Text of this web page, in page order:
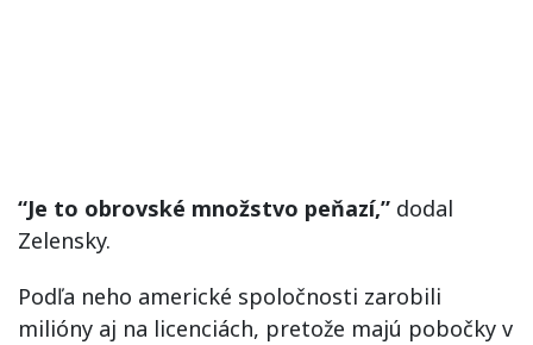
“Je to obrovské množstvo peňazí,” dodal
Zelensky.
Podľa neho americké spoločnosti zarobili
milióny aj na licenciách, pretože majú pobočky v